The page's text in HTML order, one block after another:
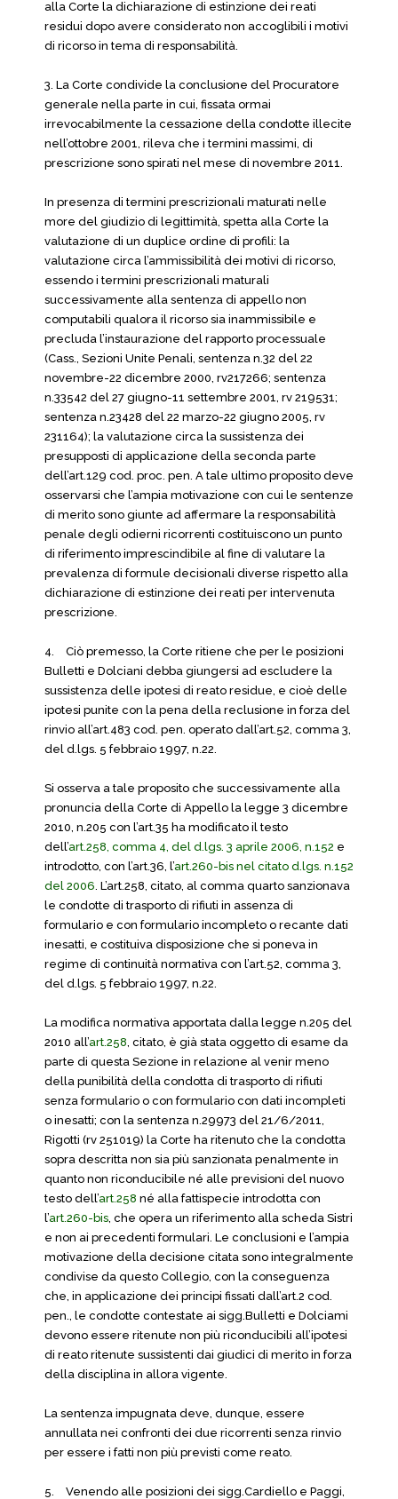
alla Corte la dichiarazione di estinzione dei reati
residui dopo avere considerato non accoglibili i motivi
di ricorso in tema di responsabilità.
3. La Corte condivide la conclusione del Procuratore
generale nella parte in cui, fissata ormai
irrevocabilmente la cessazione della condotte illecite
nell’ottobre 2001, rileva che i termini massimi, di
prescrizione sono spirati nel mese di novembre 2011.
In presenza di termini prescrizionali maturati nelle
more del giudizio di legittimità, spetta alla Corte la
valutazione di un duplice ordine di profili: la
valutazione circa l’ammissibilità dei motivi di ricorso,
essendo i termini prescrizionali maturali
successivamente alla sentenza di appello non
computabili qualora il ricorso sia inammissibile e
precluda l’instaurazione del rapporto processuale
(Cass., Sezioni Unite Penali, sentenza n.32 del 22
novembre-22 dicembre 2000, rv217266; sentenza
n.33542 del 27 giugno-11 settembre 2001, rv 219531;
sentenza n.23428 del 22 marzo-22 giugno 2005, rv
231164); la valutazione circa la sussistenza dei
presupposti di applicazione della seconda parte
dell’art.129 cod. proc. pen. A tale ultimo proposito deve
osservarsi che l’ampia motivazione con cui le sentenze
di merito sono giunte ad affermare la responsabilità
penale degli odierni ricorrenti costituiscono un punto
di riferimento imprescindibile al fine di valutare la
prevalenza di formule decisionali diverse rispetto alla
dichiarazione di estinzione dei reati per intervenuta
prescrizione.
4.
Ciò premesso, la Corte ritiene che per le posizioni
Bulletti e Dolciani debba giungersi ad escludere la
sussistenza delle ipotesi di reato residue, e cioè delle
ipotesi punite con la pena della reclusione in forza del
rinvio all’art.483 cod. pen. operato dall’art.52, comma 3,
del d.lgs. 5 febbraio 1997, n.22.
Si osserva a tale proposito che successivamente alla
pronuncia della Corte di Appello la legge 3 dicembre
2010, n.205 con l’art.35 ha modificato il testo
dell’art.258, comma 4, del d.lgs. 3 aprile 2006, n.152 e
introdotto, con l’art.36, l’art.260-bis nel citato d.lgs. n.152
del 2006. L’art.258, citato, al comma quarto sanzionava
le condotte di trasporto di rifiuti in assenza di
formulario e con formulario incompleto o recante dati
inesatti, e costituiva disposizione che si poneva in
regime di continuità normativa con l’art.52, comma 3,
del d.lgs. 5 febbraio 1997, n.22.
La modifica normativa apportata dalla legge n.205 del
2010 all’art.258, citato, è già stata oggetto di esame da
parte di questa Sezione in relazione al venir meno
della punibilità della condotta di trasporto di rifiuti
senza formulario o con formulario con dati incompleti
o inesatti; con la sentenza n.29973 del 21/6/2011,
Rigotti (rv 251019) la Corte ha ritenuto che la condotta
sopra descritta non sia più sanzionata penalmente in
quanto non riconducibile né alle previsioni del nuovo
testo dell’art.258 né alla fattispecie introdotta con
l’art.260-bis, che opera un riferimento alla scheda Sistri
e non ai precedenti formulari. Le conclusioni e l’ampia
motivazione della decisione citata sono integralmente
condivise da questo Collegio, con la conseguenza
che, in applicazione dei principi fissati dall’art.2 cod.
pen., le condotte contestate ai sigg.Bulletti e Dolciami
devono essere ritenute non più riconducibili all’ipotesi
di reato ritenute sussistenti dai giudici di merito in forza
della disciplina in allora vigente.
La sentenza impugnata deve, dunque, essere
annullata nei confronti dei due ricorrenti senza rinvio
per essere i fatti non più previsti come reato.
5.
Venendo alle posizioni dei sigg.Cardiello e Paggi,